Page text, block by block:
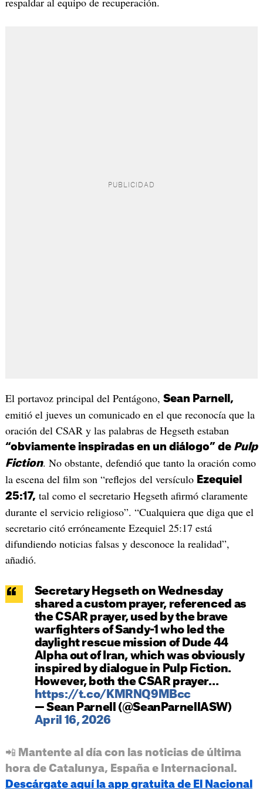
El portavoz principal del Pentágono, Sean Parnell,
emitió el jueves un comunicado en el que reconocía que la
oración del CSAR y las palabras de Hegseth estaban
“obviamente inspiradas en un diálogo” dePulp
Fiction. No obstante, defendió que tanto la oración como
la escena del film son “reflejos del versículo Ezequiel
25:17, tal como el secretario Hegseth afirmó claramente
durante el servicio religioso”. “Cualquiera que diga que el
secretario citó erróneamente Ezequiel 25:17 está
difundiendo noticias falsas y desconoce la realidad”,
añadió.
Secretary Hegseth on Wednesday
shared a custom prayer, referenced as
the CSAR prayer, used by the brave
warfighters of Sandy-1 who led the
daylight rescue mission of Dude 44
Alpha out of Iran, which was obviously
inspired by dialogue in Pulp Fiction.
However, both the CSAR prayer…
https://t.co/KMRNQ9MBcc
— Sean Parnell (@SeanParnellASW)
April 16, 2026
📲 Mantente al día con las noticias de última
hora de Catalunya, España e Internacional.
Descárgate aquí la app gratuita de El Nacional